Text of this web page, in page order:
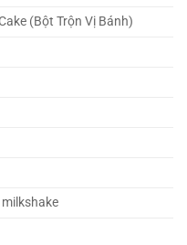
(Bột Trộn Vị Bánh)